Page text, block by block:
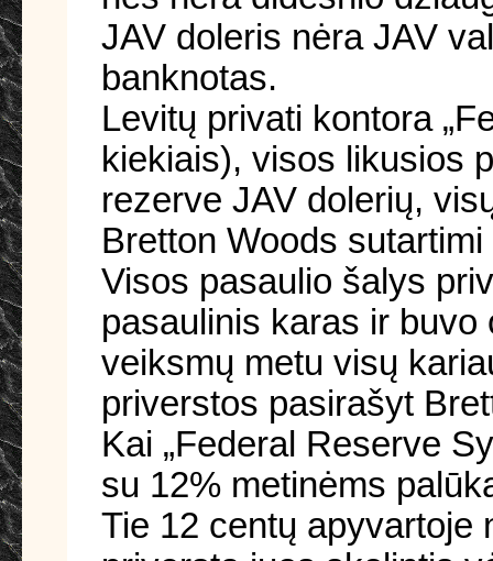
JAV doleris nėra JAV
banknotas.
Levitų privati kontora
kiekiais), visos likusios
rezerve JAV dolerių,
Bretton Woods
Visos pasaulio šalys
pasaulinis karas ir
veiksmų metu visų
priverstos pasirašyt
Kai „Federal Reserve
su 12% metinėms
Tie 12 centų apyvartoje